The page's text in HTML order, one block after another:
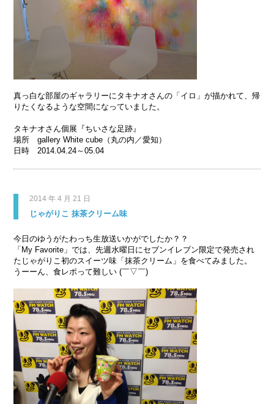
真っ白な部屋のギャラリーにタキナオさんの「イロ」が描かれて、帰
りたくなるような空間になっていました。
タキナオさん個展『ちいさな足跡』
場所 gallery White cube（丸の内／愛知）
日時 2014.04.24～05.04
2014 年 4 月 21 日
じゃがりこ 抹茶クリーム味
今日のゆうがたわっち生放送いかがでしたか？？
「My Favorite」では、先週水曜日にセブンイレブン限定で発売され
たじゃがりこ初のスイーツ味「抹茶クリーム 」を食べてみました。
うーーん、食レポって難しい (￣▽￣)